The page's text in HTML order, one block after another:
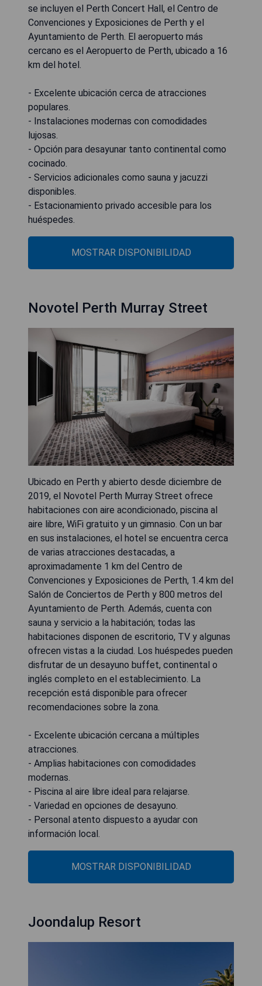
se incluyen el Perth Concert Hall, el Centro de
Convenciones y Exposiciones de Perth y el
Ayuntamiento de Perth. El aeropuerto más
cercano es el Aeropuerto de Perth, ubicado a 16
km del hotel.
- Excelente ubicación cerca de atracciones
populares.
- Instalaciones modernas con comodidades
lujosas.
- Opción para desayunar tanto continental como
cocinado.
- Servicios adicionales como sauna y jacuzzi
disponibles.
- Estacionamiento privado accesible para los
huéspedes.
MOSTRAR DISPONIBILIDAD
Novotel Perth Murray Street
Ubicado en Perth y abierto desde diciembre de
2019, el Novotel Perth Murray Street ofrece
habitaciones con aire acondicionado, piscina al
aire libre, WiFi gratuito y un gimnasio. Con un bar
en sus instalaciones, el hotel se encuentra cerca
de varias atracciones destacadas, a
aproximadamente 1 km del Centro de
Convenciones y Exposiciones de Perth, 1.4 km del
Salón de Conciertos de Perth y 800 metros del
Ayuntamiento de Perth. Además, cuenta con
sauna y servicio a la habitación; todas las
habitaciones disponen de escritorio, TV y algunas
ofrecen vistas a la ciudad. Los huéspedes pueden
disfrutar de un desayuno buffet, continental o
inglés completo en el establecimiento. La
recepción está disponible para ofrecer
recomendaciones sobre la zona.
- Excelente ubicación cercana a múltiples
atracciones.
- Amplias habitaciones con comodidades
modernas.
- Piscina al aire libre ideal para relajarse.
- Variedad en opciones de desayuno.
- Personal atento dispuesto a ayudar con
información local.
MOSTRAR DISPONIBILIDAD
Joondalup Resort